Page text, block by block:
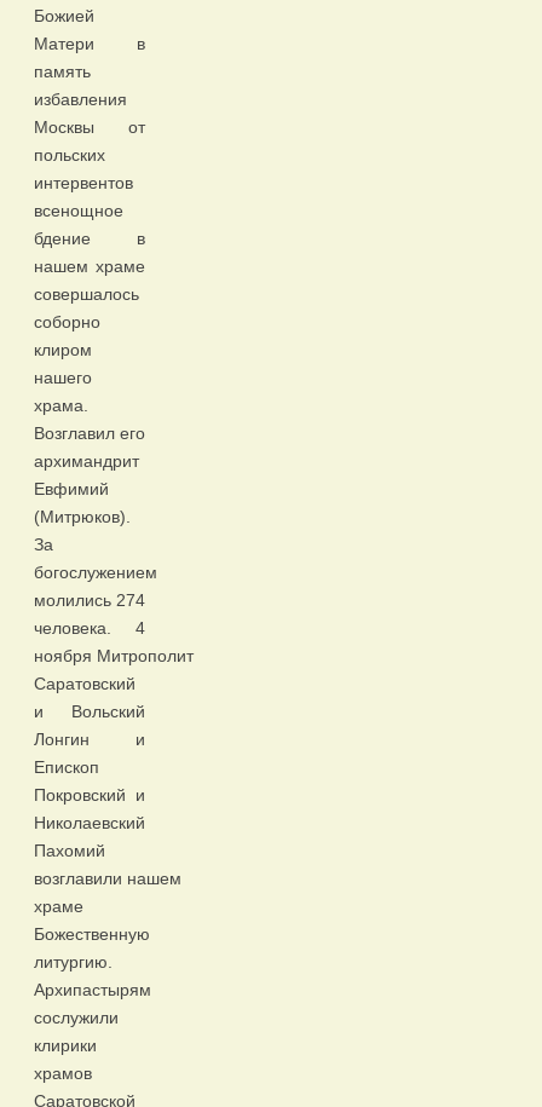
Божией
Матери в
память
избавления
Москвы от
польских
интервентов
всенощное
бдение в
нашем храме
совершалось
соборно
клиром
нашего
храма.
Возглавил его
архимандрит
Евфимий
(Митрюков).
За
богослужением
молились 274
человека. 4
ноября Митрополит
Саратовский
и Вольский
Лонгин и
Епископ
Покровский и
Николаевский
Пахомий
возглавили нашем
храме
Божественную
литургию.
Архипастырям
сослужили
клирики
храмов
Саратовской